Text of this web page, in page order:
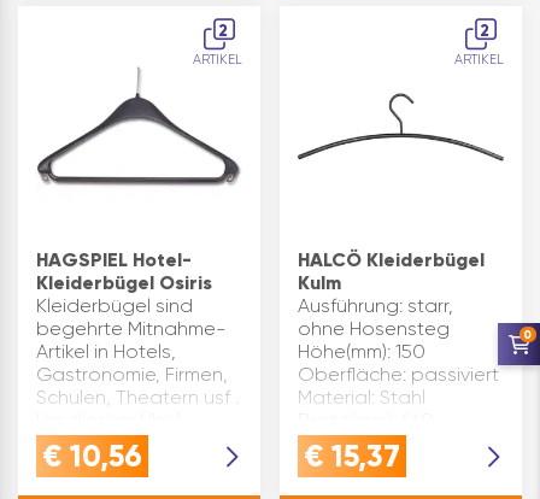
Rückwand Breite(mm):
251 ø(mm): 12 Material:…
2
ARTIKEL
HAGSPIEL Hotel-
Kleiderbügel Osiris
Kleiderbügel sind
begehrte Mitnahme-
Artikel in Hotels,
Gastronomie, Firmen,
Schulen, Theatern usf .
vorzubeugen, besteht
die Möglichkeit, einen
€ 10,56
2
ARTIKEL
HALCÖ Kleiderbügel
Kulm
Ausführung: starr,
ohne Hosensteg
Höhe(mm): 150
Oberfläche: passiviert
Material: Stahl
Materialstärke(mm): 10
Marke: Halcö Farbe:
€ 15,37
0